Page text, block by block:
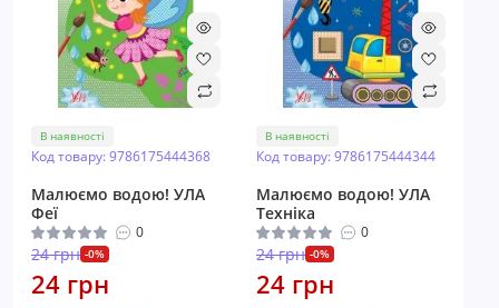
В наявності
Код товару: 9786175444368
Малюємо водою! УЛА
Феї
0
24 грн -0%
24 грн
В наявності
Код товару: 9786175444344
Малюємо водою! УЛА
Техніка
0
24 грн -0%
24 грн